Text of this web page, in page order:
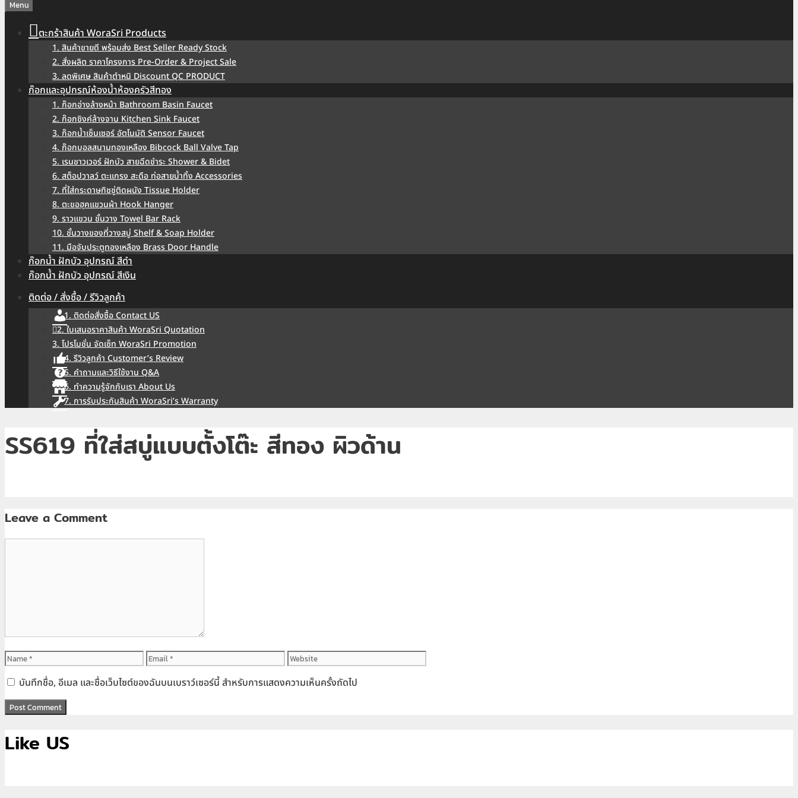
Menu
ตะกร้าสินค้า WoraSri Products
1. สินค้าขายดี พร้อมส่ง Best Seller Ready Stock
2. สั่งผลิต ราคาโครงการ Pre-Order & Project Sale
3. ลดพิเศษ สินค้าตำหนิ Discount QC PRODUCT
ก๊อกและอุปกรณ์ห้องน้ำห้องครัวสีทอง
1. ก๊อกอ่างล้างหน้า Bathroom Basin Faucet
2. ก๊อกซิงค์ล้างจาน Kitchen Sink Faucet
3. ก๊อกน้ำเซ็นเซอร์ อัตโนมัติ Sensor Faucet
4. ก๊อกบอลสนามทองเหลือง Bibcock Ball Valve Tap
5. เรนชาวเวอร์ ฝักบัว สายฉีดชำระ Shower & Bidet
6. สต็อปวาลว์ ตะแกรง สะดือ ท่อสายน้ำทิ้ง Accessories
7. ที่ใส่กระดาษทิชชู่ติดผนัง Tissue Holder
8. ตะขอฮุคแขวนผ้า Hook Hanger
9. ราวแขวน ชั้นวาง Towel Bar Rack
10. ชั้นวางของที่วางสบู่ Shelf & Soap Holder
11. มือจับประตูทองเหลือง Brass Door Handle
ก๊อกน้ำ ฝักบัว อุปกรณ์ สีดำ
ก๊อกน้ำ ฝักบัว อุปกรณ์ สีเงิน
ติดต่อ / สั่งซื้อ / รีวิวลูกค้า
1. ติดต่อสั่งซื้อ Contact US
2. ใบเสนอราคาสินค้า WoraSri Quotation
3. โปรโมชั่น จัดเซ็ท WoraSri Promotion
4. รีวิวลูกค้า Customer’s Review
5. คำถามและวิธีใช้งาน Q&A
6. ทำความรู้จักกับเรา About Us
7. การรับประกันสินค้า WoraSri’s Warranty
SS619 ที่ใส่สบู่แบบตั้งโต๊ะ สีทอง ผิวด้าน
Leave a Comment
Name Email
Website
บันทึกชื่อ, อีเมล และชื่อเว็บไซต์ของฉันบนเบราว์เซอร์นี้ สำหรับการแสดงความเห็นครั้งถัดไป
Like US